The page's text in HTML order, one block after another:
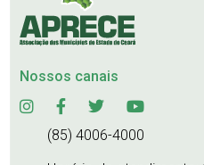
Nossos canais
(85) 4006-4000